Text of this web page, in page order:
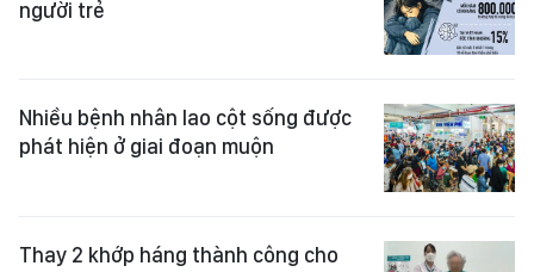
người trẻ
Nhiều bệnh nhân lao cột sống được
phát hiện ở giai đoạn muộn
Thay 2 khớp háng thành công cho